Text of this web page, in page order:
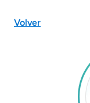
Volver